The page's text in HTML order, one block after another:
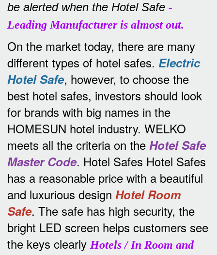
be alerted when the Hotel Safe -
Leading Manufacturer is almost out.
On the market today, there are many
different types of hotel safes. Electric
Hotel Safe, however, to choose the
best hotel safes, investors should look
for brands with big names in the
HOMESUN hotel industry. WELKO
meets all the criteria on the Hotel Safe
Master Code. Hotel Safes Hotel Safes
has a reasonable price with a beautiful
and luxurious design Hotel Room
Safe. The safe has high security, the
bright LED screen helps customers see
the keys clearly Hotels / In Room and